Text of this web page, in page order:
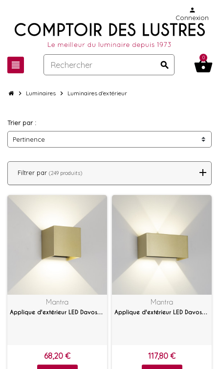
view_headline search
person
Connexion
shopping_basket
0
chevron_right Luminaires chevron_right Luminaires d'extérieur
Trier par :
Pertinence
Filtrer par (249 produits)
Mantra
Applique d'extérieur LED Davos Doré
68,20 €
Mantra
Applique d'extérieur LED Davos Double Doré
117,80 €